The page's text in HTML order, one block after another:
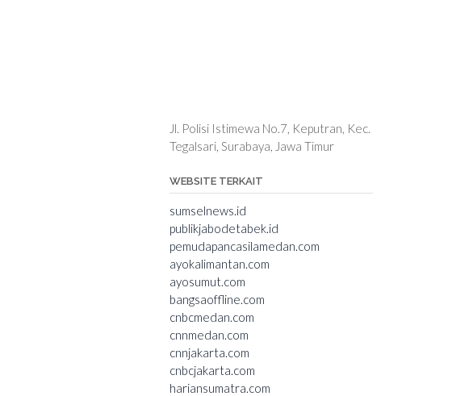
Jl. Polisi Istimewa No.7, Keputran, Kec.
Tegalsari, Surabaya, Jawa Timur
WEBSITE TERKAIT
sumselnews.id
publikjabodetabek.id
pemudapancasilamedan.com
ayokalimantan.com
ayosumut.com
bangsaoffline.com
cnbcmedan.com
cnnmedan.com
cnnjakarta.com
cnbcjakarta.com
hariansumatra.com